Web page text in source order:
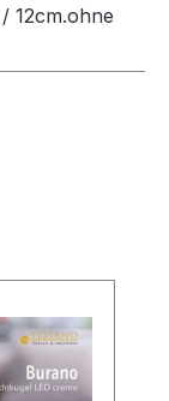
12cm.ohne